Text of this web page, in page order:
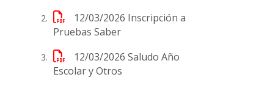
12/03/2026 Inscripción a
Pruebas Saber
12/03/2026 Saludo Año
Escolar y Otros